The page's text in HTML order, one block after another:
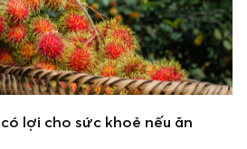
lợi cho sức khoẻ nếu ăn